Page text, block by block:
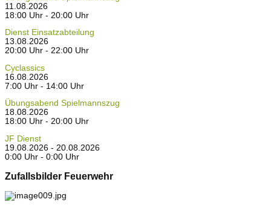
11.08.2026
18:00 Uhr - 20:00 Uhr
Dienst Einsatzabteilung
13.08.2026
20:00 Uhr - 22:00 Uhr
Cyclassics
16.08.2026
7:00 Uhr - 14:00 Uhr
Übungsabend Spielmannszug
18.08.2026
18:00 Uhr - 20:00 Uhr
JF Dienst
19.08.2026 - 20.08.2026
0:00 Uhr - 0:00 Uhr
Zufallsbilder Feuerwehr